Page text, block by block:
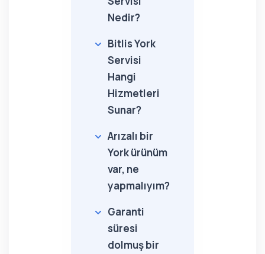
Nedir?
Bitlis York
Servisi
Hangi
Hizmetleri
Sunar?
Arızalı bir
York ürünüm
var, ne
yapmalıyım?
Garanti
süresi
dolmuş bir